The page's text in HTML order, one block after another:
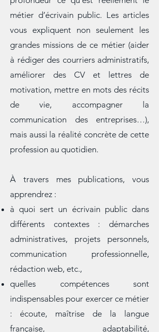
Sur ce blog, vous découvrirez en
profondeur ce qu’est réellement le
métier d’écrivain public. Les articles
vous expliquent non seulement les
grandes missions de ce métier (aider
à rédiger des courriers administratifs,
améliorer des CV et lettres de
motivation, mettre en mots des récits
de vie, accompagner la
communication des entreprises…),
profession au quotidien.
À travers mes publications, vous
apprendrez :
à quoi sert un écrivain public dans
différents contextes : démarches
administratives, projets personnels,
communication professionnelle,
rédaction web, etc.,
quelles compétences sont
indispensables pour exercer ce métier